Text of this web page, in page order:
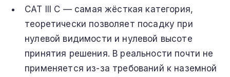
CAT III C — самая жёсткая категория,
теоретически позволяет посадку при
нулевой видимости и нулевой высоте
принятия решения. В реальности почти не
применяется из-за требований к наземной